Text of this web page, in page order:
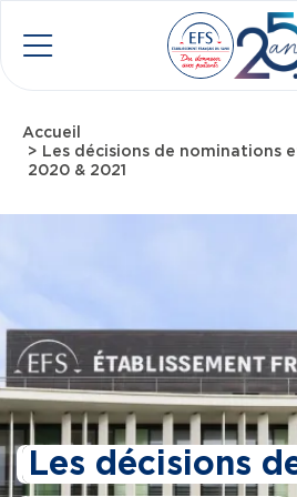
Aller au contenu principal
Fil d'Ariane
Accueil
Les décisions de nominations
2020 & 2021
Les décisions